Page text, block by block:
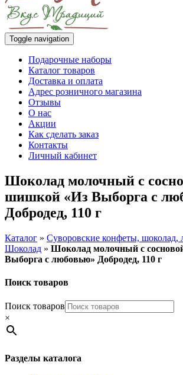
Toggle navigation
Подарочные наборы
Каталог товаров
Доставка и оплата
Адрес розничного магазина
Отзывы
О нас
Акции
Как сделать заказ
Контакты
Личный кабинет
Шоколад молочный с
шишкой «Из Выборга с
Добродед, 110 г
Каталог » Суворовские конфеты, шоколад,
Шоколад » Шоколад молочный с
Выборга с любовью» Добродед, 110 г
Поиск товаров
Поиск товаров
×
Разделы каталога